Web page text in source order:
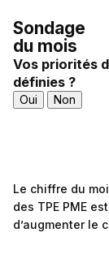
Sondage
du mois
Vos priorités
définies ?
Oui Non
Le chiffre du
des TPE PME
d’augmenter le